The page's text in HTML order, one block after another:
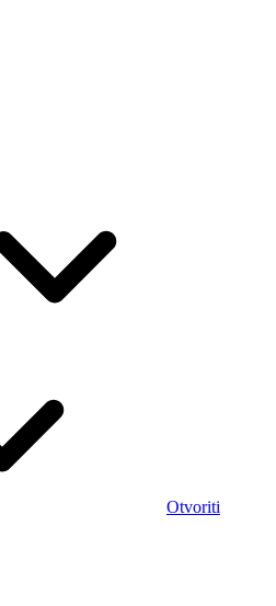
Otvoriti